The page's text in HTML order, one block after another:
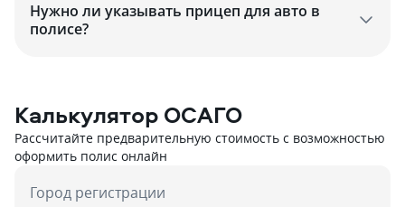
Нужно ли указывать прицеп для авто в
полисе?
Калькулятор ОСАГО
Рассчитайте предварительную стоимость с возможностью
оформить полис онлайн
Город регистрации